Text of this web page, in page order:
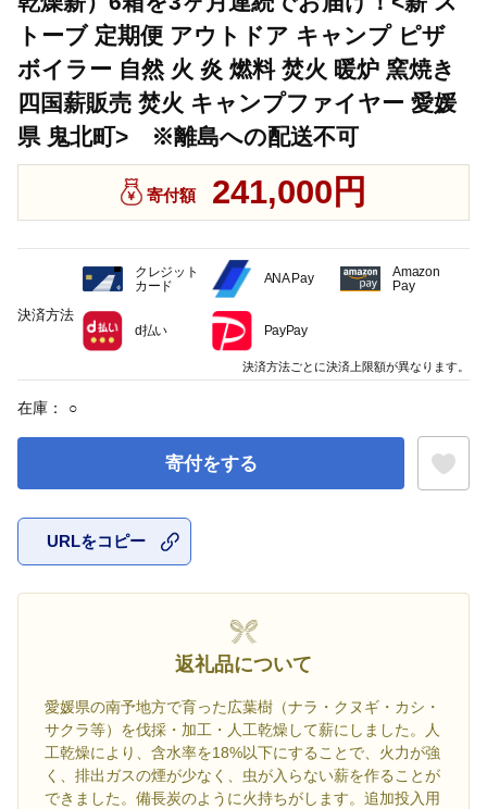
トーブ 定期便 アウトドア キャンプ ピザ
ボイラー 自然 火 炎 燃料 焚火 暖炉 窯焼き
四国薪販売 焚火 キャンプファイヤー 愛媛
県 鬼北町> ※離島への配送不可
寄付額 241,000円
在庫： ○
寄付をする
URLをコピー
返礼品について
愛媛県の南予地方で育った広葉樹（ナラ・クヌギ・カシ・
サクラ等）を伐採・加工・人工乾燥して薪にしました。人
工乾燥により、含水率を18%以下にすることで、火力が強
く、排出ガスの煙が少なく、虫が入らない薪を作ることが
できました。備長炭のように火持ちがします。追加投入用
決済方法
クレジット
カード
ANA Pay
Amazon
Pay
d払い PayPay
決済方法ごとに決済上限額が異なります。